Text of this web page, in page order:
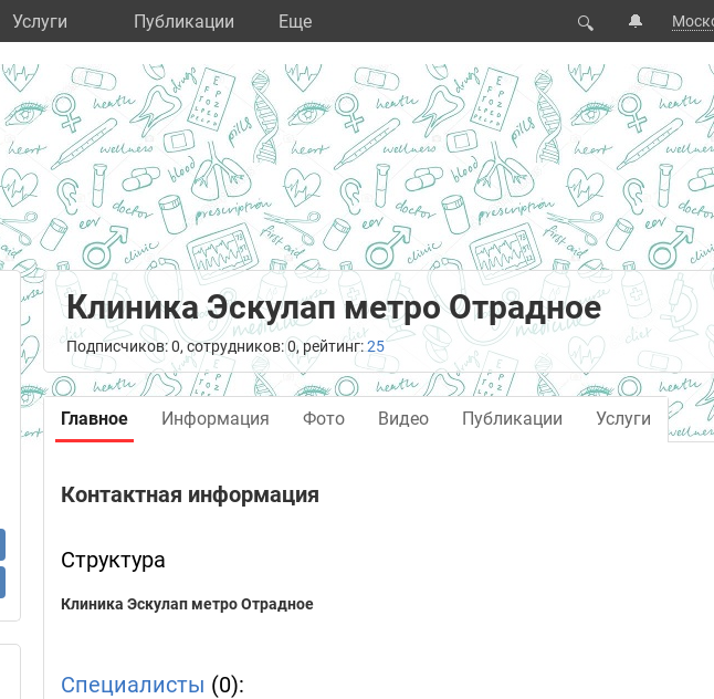
Услуги Публикации Eще 🔍 🔔
Клиника Эскулап метро Отрадное
Подписчиков: 0, сотрудников: 0, рейтинг:25
Главное Информация Фото Видео Публикации Услуги
Контактная информация
Структура
Клиника Эскулап метро Отрадное
Специалисты (0):